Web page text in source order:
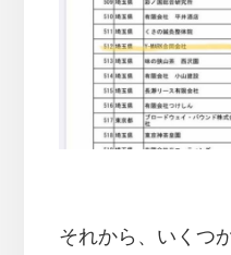
それから、いくつ